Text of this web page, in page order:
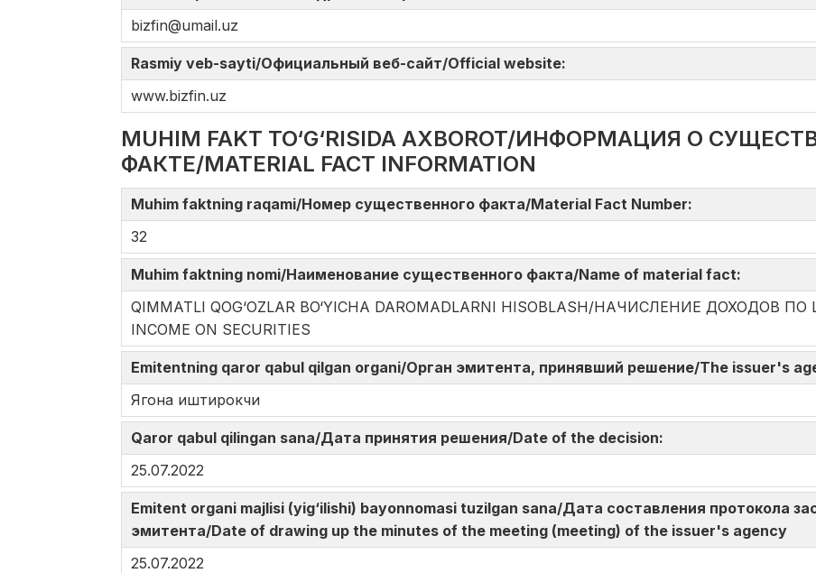
bizfin@umail.uz
Rasmiy veb-sayti/Официальный веб-сайт/Official website:
www.bizfin.uz
MUHIM FAKT TO‘G‘RISIDA AXBOROT/ИНФОРМАЦИЯ О
ФАКТЕ/MATERIAL FACT INFORMATION
Muhim faktning raqami/Номер существенного факта/Material Fact Number:
32
Muhim faktning nomi/Наименование существенного факта/Name of material fact:
QIMMATLI QOG‘OZLAR BO‘YICHA DAROMADLARNI HISOBLASH/НАЧИСЛЕНИЕ ДОХОДОВ
INCOME ON SECURITIES
Emitentning qaror qabul qilgan organi/Орган эмитента, принявший решение/The issuer's
Ягона иштирокчи
Qaror qabul qilingan sana/Дата принятия решения/Date of the decision:
25.07.2022
Emitent organi majlisi (yig‘ilishi) bayonnomasi tuzilgan sana/Дата составления протокола
эмитента/Date of drawing up the minutes of the meeting (meeting) of the issuer's agency
25.07.2022